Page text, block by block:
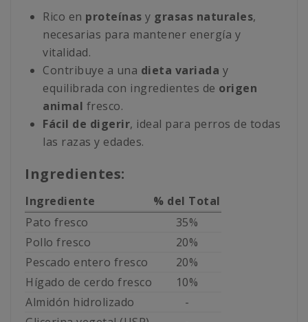
Rico en proteínas y grasas naturales,
necesarias para mantener energía y
vitalidad.
Contribuye a una dieta variada y
equilibrada con ingredientes de origen
animal fresco.
Fácil de digerir, ideal para perros de todas
las razas y edades.
Ingredientes:
Ingrediente
% del Total
Pato fresco
35%
Pollo fresco
20%
Pescado entero fresco
20%
Hígado de cerdo fresco
10%
Almidón hidrolizado
-